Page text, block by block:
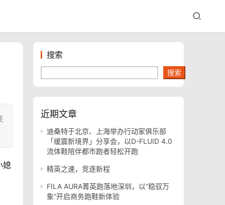
媳
搜索
搜索
近期文章
迪桑特于北京、上海举办行动家俱乐部
「缓震新境界」分享会，以D-FLUID 4.0
流体鞋陪伴都市跑者轻松开跑
精英之速，竞逐新程
FILA AURA菁英跑落地深圳，以“稳驭万
象”开启商务跑鞋新体验